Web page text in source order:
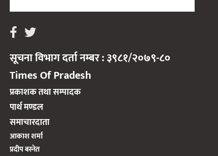
सूचना विभाग दर्ता नम्बर : ३९८१/२०७९-८०
Times Of Pradesh
प्रकाशक तथा सम्पादक
पार्थ मण्डल
समाचारदाता
आकाश शर्मा
प्रदीप बस्नेत